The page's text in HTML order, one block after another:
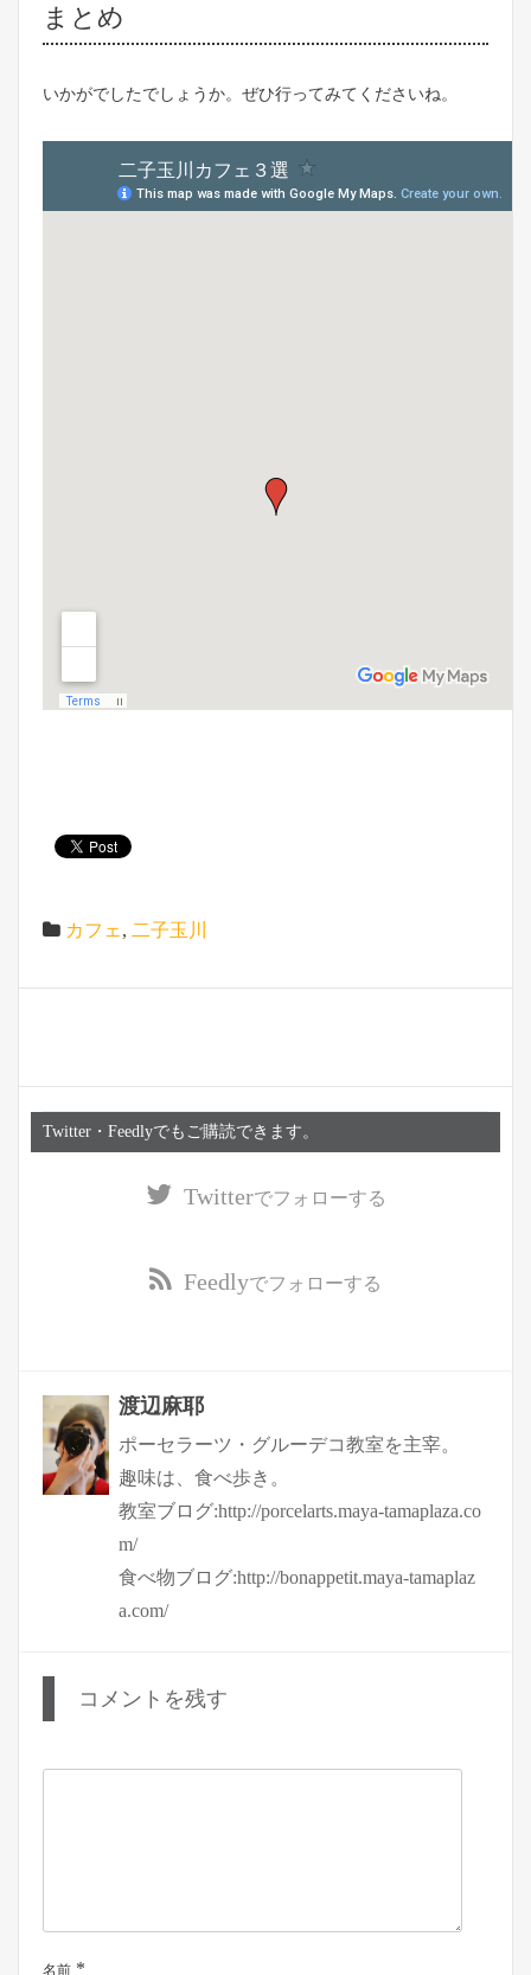
まとめ
いかがでしたでしょうか。ぜひ行ってみてくださいね。
カフェ , 二子玉川
Twitter・Feedlyでもご購読できます。
Twitterでフォローする
Feedlyでフォローする
渡辺麻耶
ポーセラーツ・グルーデコ教室を主宰。
趣味は、食べ歩き。
教室ブログ:http://porcelarts.maya-tamaplaza.co
m/
食べ物ブログ:http://bonappetit.maya-tamaplaz
a.com/
コメントを残す
名前 *